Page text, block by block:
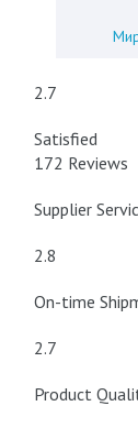
2.7
Satisfied
172 Reviews
Supplier
2.8
On-time
2.7
Product